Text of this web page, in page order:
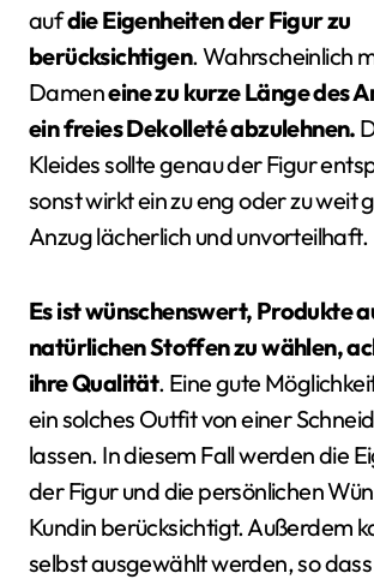
aufdie Eigenheiten der Figur zu
berücksichtigen. Wahrscheinlich
Dameneine zu kurze Länge des
ein freies Dekolleté abzulehnen.
Kleides sollte genau der Figur
sonst wirkt ein zu eng oder zu weit
Anzug lächerlich und unvorteilhaft.
Es ist wünschenswert, Produkte
natürlichen Stoffen zu wählen,
ihre Qualität. Eine gute
ein solches Outfit von einer
lassen. In diesem Fall werden die
der Figur und die persönlichen
Kundin berücksichtigt. Außerdem
selbst ausgewählt werden, so